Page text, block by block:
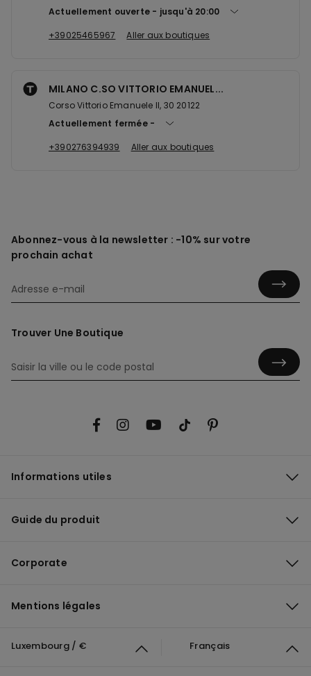
Actuellement ouverte
jusqu'à 20:00
+39025465967
Aller aux boutiques
MILANO C.SO VITTORIO EMANUEL...
Corso Vittorio Emanuele II, 30 20122
Actuellement fermée
+390276394939
Aller aux boutiques
Abonnez-vous à la newsletter : -10% sur votre
prochain achat
Trouver Une Boutique
Informations utiles
Guide du produit
Corporate
Mentions légales
Luxembourg / € Français